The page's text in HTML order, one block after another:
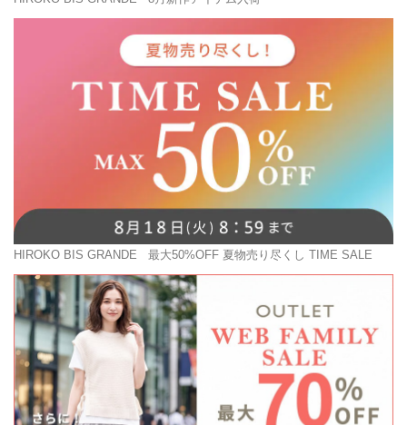
HIROKO BIS GRANDE 最大50%OFF 夏物売り尽くし TIME SALE